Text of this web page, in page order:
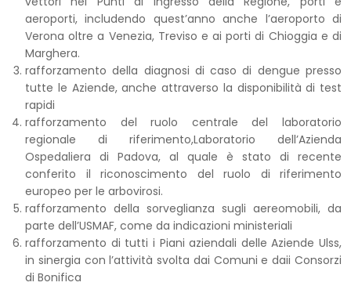
aeroporti, includendo quest’anno anche l’aeroporto di
Verona oltre a Venezia, Treviso e ai porti di Chioggia e di
Marghera.
rafforzamento della diagnosi di caso di dengue presso
tutte le Aziende, anche attraverso la disponibilità di test
rapidi
rafforzamento del ruolo centrale del laboratorio
regionale di riferimento,Laboratorio dell’Azienda
Ospedaliera di Padova, al quale è stato di recente
conferito il riconoscimento del ruolo di riferimento
europeo per le arbovirosi.
rafforzamento della sorveglianza sugli aereomobili, da
parte dell’USMAF, come da indicazioni ministeriali
rafforzamento di tutti i Piani aziendali delle Aziende Ulss,
in sinergia con l’attività svolta dai Comuni e daii Consorzi
di Bonifica